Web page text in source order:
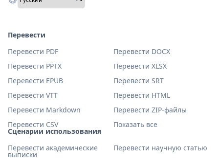
Сценарии использования
Перевести академические
выписки
Перевести научную статью
Перевести
Перевести PDF
Перевести DOCX
Перевести PPTX
Перевести XLSX
Перевести EPUB
Перевести SRT
Перевести VTT
Перевести HTML
Перевести Markdown
Перевести ZIP-файлы
Перевести CSV
Показать все